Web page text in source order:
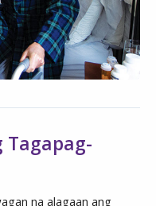
Tagapag-
na alagaan ang